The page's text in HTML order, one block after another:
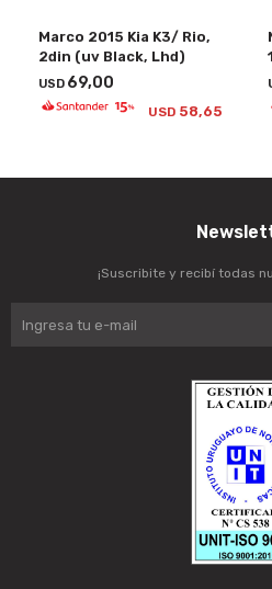
Marco 2015 Kia K3/ Rio,
2din (uv Black, Lhd)
USD 69,00
USD 58,65
¡Suscribite y recibí todas